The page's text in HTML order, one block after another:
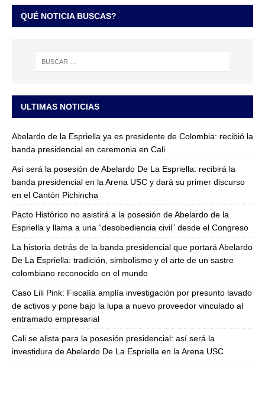
QUÉ NOTICIA BUSCAS?
ULTIMAS NOTICIAS
Abelardo de la Espriella ya es presidente de Colombia: recibió la
banda presidencial en ceremonia en Cali
Así será la posesión de Abelardo De La Espriella: recibirá la
banda presidencial en la Arena USC y dará su primer discurso
en el Cantón Pichincha
Pacto Histórico no asistirá a la posesión de Abelardo de la
Espriella y llama a una “desobediencia civil” desde el Congreso
La historia detrás de la banda presidencial que portará Abelardo
De La Espriella: tradición, simbolismo y el arte de un sastre
colombiano reconocido en el mundo
Caso Lili Pink: Fiscalía amplía investigación por presunto lavado
de activos y pone bajo la lupa a nuevo proveedor vinculado al
entramado empresarial
Cali se alista para la posesión presidencial: así será la
investidura de Abelardo De La Espriella en la Arena USC